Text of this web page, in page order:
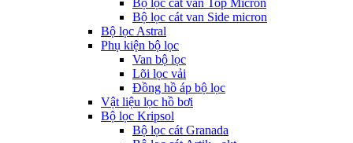
Bộ lọc cát van Top Micron
Bộ lọc cát van Side micron
Bộ lọc Astral
Phụ kiện bộ lọc
Van bộ lọc
Lõi lọc vải
Đồng hồ áp bộ lọc
Vật liệu lọc hồ bơi
Bộ lọc Kripsol
Bộ lọc cát Granada